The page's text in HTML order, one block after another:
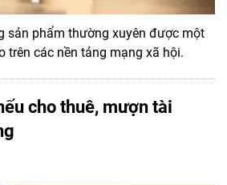
sản phẩm thường xuyên được một
trên các nền tảng mạng xã hội.
cho thuê, mượn tài